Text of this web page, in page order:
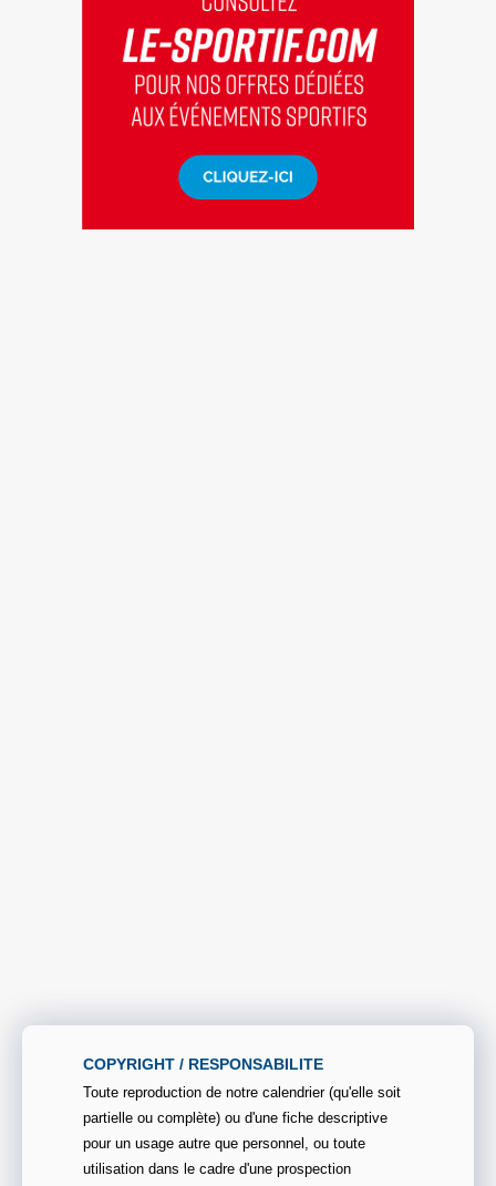
COPYRIGHT / RESPONSABILITE
Toute reproduction de notre calendrier (qu'elle soit
partielle ou complète) ou d'une fiche descriptive
pour un usage autre que personnel, ou toute
utilisation dans le cadre d'une prospection